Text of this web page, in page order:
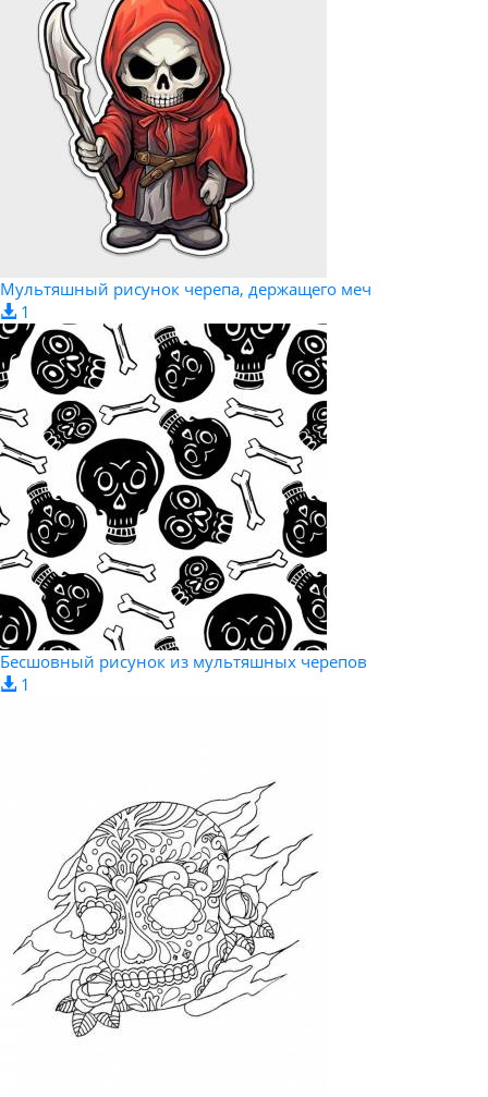
Мультяшный рисунок черепа, держащего меч
1
Бесшовный рисунок из мультяшных черепов
1